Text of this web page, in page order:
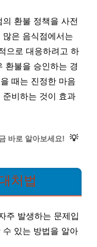
환불 정책을 사전
은 음식점에서는
으로 대응하려고 하
환불을 승인하는 경
때는 진정한 마음
비하는 것이 효과
바로 알아보세요! 💡
처법
주 발생하는 문제입
있는 방법을 알아